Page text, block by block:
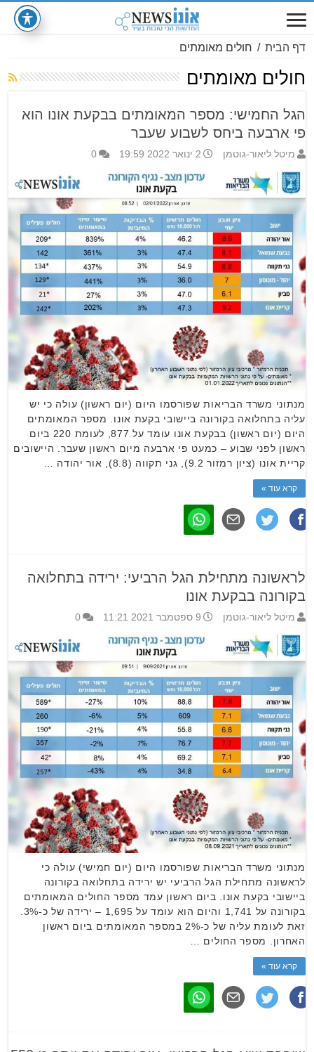
דף הבית / חולים מאומתים
חולים מאומתים
הגל החמישי: מספר המאומתים בבקעת אונו הוא
פי ארבעה ביחס לשבוע שעבר
מיטל ליאור-גוטמן 2 ינואר 2022 19:59 0
מנתוני משרד הבריאות שפורסמו היום (יום ראשון) עולה כי יש
עליה בתחלואה בקורונה ביישובי בקעת אונו. מספר המאומתים
היום (יום ראשון) בבקעת אונו עומד על 877, לעומת 220 ביום
ראשון לפני שבוע – כמעט פי ארבעה מיום ראשון שעבר. היישובים
קריית אונו (ציון רמזור 9.2), גני תקווה (8.8), אור יהודה …
קרא עוד »
לראשונה מתחילת הגל הרביעי: ירידה בתחלואה
בקורונה בבקעת אונו
מיטל ליאור-גוטמן 9 ספטמבר 2021 11:21 0
מנתוני משרד הבריאות שפורסמו היום (יום חמישי) עולה כי
לראשונה מתחילת הגל הרביעי יש ירידה בתחלואה בקורונה
ביישובי בקעת אונו. ביום ראשון עמד מספר החולים המאומתים
זאת לעומת עליה של כ-2% במספר המאומתים ביום ראשון
האחרון. מספר החולים …
קרא עוד »